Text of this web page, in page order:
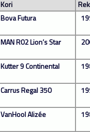
Kori
Bova Futura
MAN R02 Lion’s Star
Kutter 9 Continental
Carrus Regal 350
VanHool Alizée